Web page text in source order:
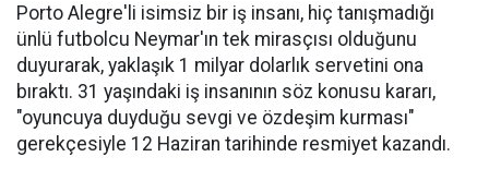
Porto Alegre'li isimsiz bir iş insanı, hiç tanışmadığı
ünlü futbolcu Neymar'ın tek mirasçısı olduğunu
duyurarak, yaklaşık 1 milyar dolarlık servetini ona
bıraktı. 31 yaşındaki iş insanının söz konusu kararı,
"oyuncuya duyduğu sevgi ve özdeşim kurması"
gerekçesiyle 12 Haziran tarihinde resmiyet kazandı.